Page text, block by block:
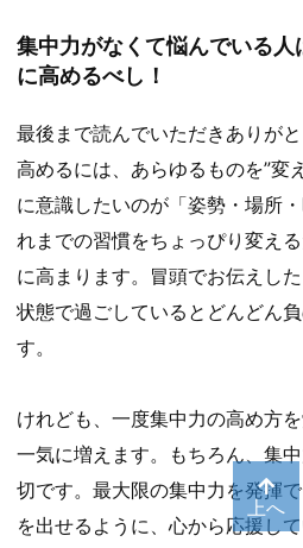
集中力がなくて悩んでいる
に高めるべし！
最後まで読んでいただきありが
高めるには、あらゆるものを”変
に意識したいのが「姿勢・場所
れまでの習慣をちょっぴり変え
に高まります。冒頭でお伝えし
状態で過ごしているとどんどん
す。
けれども、一度集中力の高め方
一気に増えます。もちろん、集
切です。最大限の集中力を発揮
を出せるように、心から応援して
上へ